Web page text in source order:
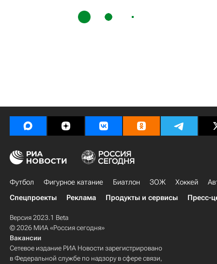
Футбол Фигурное катание Биатлон ЗОЖ Хоккей
Спецпроекты
Реклама Продукты и сервисы Пресс-
Версия 2023.1 Beta
© 2026 МИА «Россия сегодня»
Вакансии
Сетевое издание РИА Новости зарегистрировано
в Федеральной службе по надзору в сфере связи,